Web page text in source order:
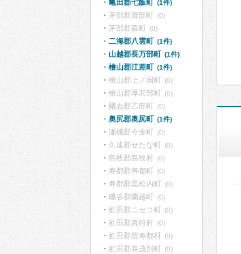
亀田郡七飯町 (1件)
茅部郡鹿部町 (0)
茅部郡森町 (0)
二海郡八雲町 (1件)
山越郡長万部町 (1件)
檜山郡江差町 (1件)
檜山郡上ノ国町 (0)
檜山郡厚沢部町 (0)
爾志郡乙部町 (0)
奥尻郡奥尻町 (1件)
瀬棚郡今金町 (0)
久遠郡せたな町 (0)
島牧郡島牧村 (0)
寿都郡寿都町 (0)
寿都郡黒松内町 (0)
磯谷郡蘭越町 (0)
虻田郡ニセコ町 (0)
虻田郡真狩村 (0)
虻田郡留寿都村 (0)
虻田郡喜茂別町 (0)